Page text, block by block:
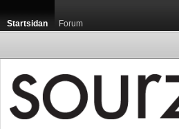
Startsidan Forum